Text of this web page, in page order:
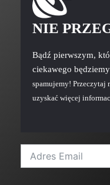
NIE
Bądź pierwszym,
ciekawego
spamujemy! Przeczytaj
uzyskać więcej